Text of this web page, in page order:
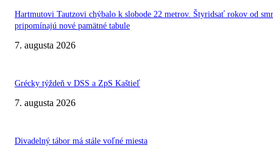
Hartmutovi Tautzovi chýbalo k slobode 22 metrov. Štyridsať rokov od
pripomínajú nové pamätné tabule
7. augusta 2026
Grécky týždeň v DSS a ZpS Kaštieľ
7. augusta 2026
Divadelný tábor má stále voľné miesta